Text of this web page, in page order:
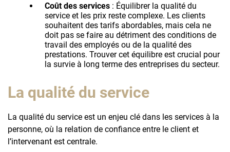
Coût des services : Équilibrer la qualité du
service et les prix reste complexe. Les clients
souhaitent des tarifs abordables, mais cela ne
doit pas se faire au détriment des conditions de
travail des employés ou de la qualité des
prestations. Trouver cet équilibre est crucial pour
la survie à long terme des entreprises du secteur.
La qualité du service
La qualité du service est un enjeu clé dans les services à la
personne, où la relation de confiance entre le client et
l’intervenant est centrale.